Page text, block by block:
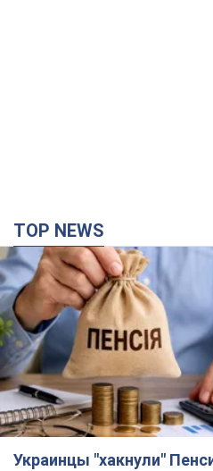
TOP NEWS
Украинцы "хакнули"